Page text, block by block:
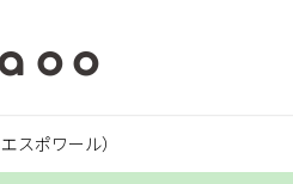
スポワール）